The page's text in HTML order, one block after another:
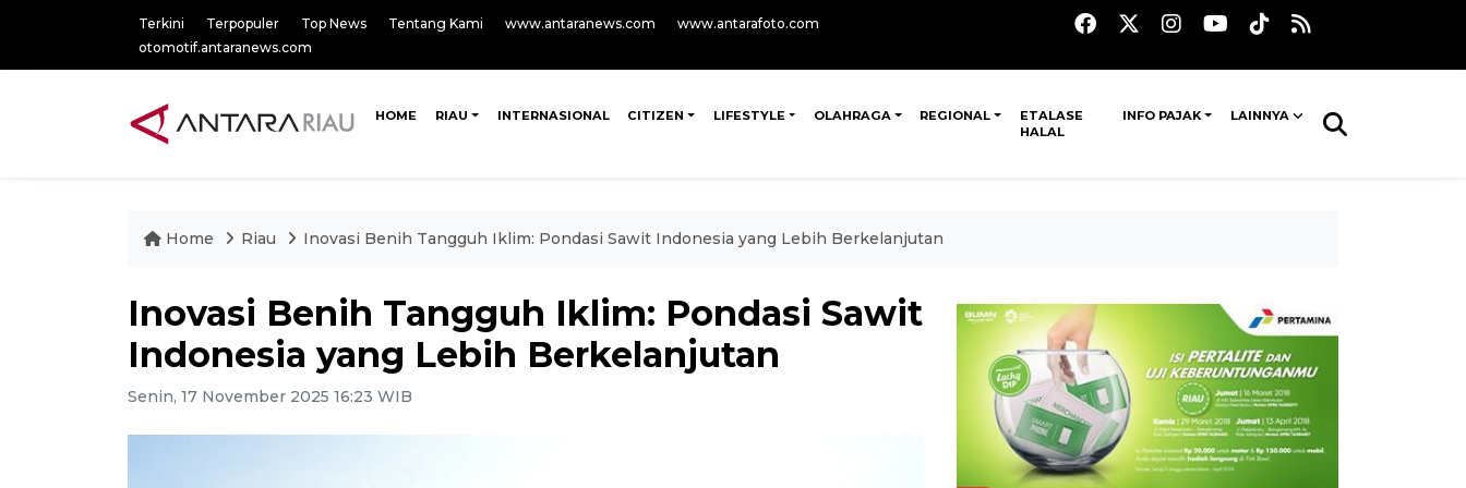
Terkini Terpopuler Top News Tentang Kami www.antaranews.com
www.antarafoto.com
otomotif.antaranews.com
HOME RIAU INTERNASIONAL CITIZEN LIFESTYLE OLAHRAGA REGIONAL
ETALASE
HALAL
INFO PAJAK LAINNYA
Home Riau Inovasi Benih Tangguh Iklim: Pondasi Sawit Indonesia yang Lebih Berkelanjutan
Inovasi Benih Tangguh Iklim: Pondasi Sawit
Indonesia yang Lebih Berkelanjutan
Senin, 17 November 2025 16:23 WIB